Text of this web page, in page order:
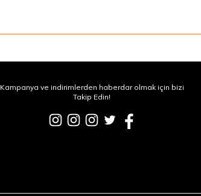
Kampanya ve indirimlerden haberdar olmak için bizi
Takip Edin!